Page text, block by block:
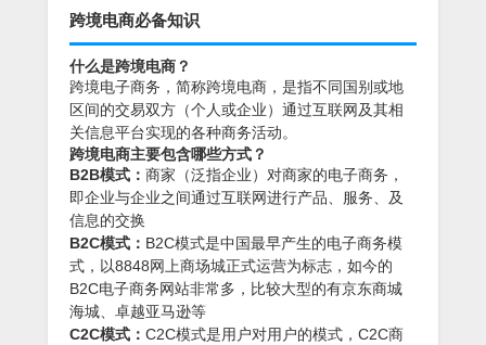
跨境电商必备知识
什么是跨境电商？
跨境电子商务，简称跨境电商，是指不同国别或地
区间的交易双方（个人或企业）通过互联网及其相
关信息平台实现的各种商务活动。
跨境电商主要包含哪些方式？
B2B模式： 商家（泛指企业）对商家的电子商务，
即企业与企业之间通过互联网进行产品、服务、及
信息的交换
B2C模式： B2C模式是中国最早产生的电子商务模
式，以8848网上商场城正式运营为标志，如今的
B2C电子商务网站非常多，比较大型的有京东商城
海城、卓越亚马逊等
C2C模式： C2C模式是用户对用户的模式，C2C商